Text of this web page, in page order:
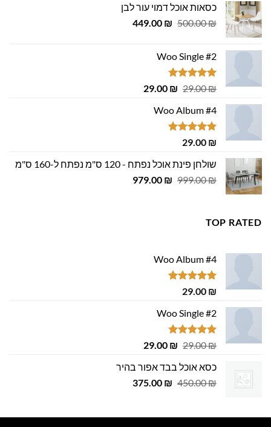
כסאות אוכל דמוי עור לבן
500.00₪
המחיר
500.00 ₪.
449.00 ₪
המחיר
Woo Single #2
דורג4.75
29.00₪
המחיר
היה:
29.00 ₪.
29.00 ₪
המחיר
Woo Album #4
דורג5.00
29.00 ₪
שולחן פינת אוכל נפתח - 120 ס"מ נפתח ל-160 ס"מ
999.00₪
המחיר
979.00 ₪
המחיר
TOP RATED
Woo Album #4
דורג5.00
29.00 ₪
Woo Single #2
דורג4.75
29.00₪
המחיר
היה:
29.00 ₪.
29.00 ₪
המחיר
הוא:
29.00 ₪.
כסא אוכל בבד אפור בהיר
450.00₪
המחיר
450.00 ₪.
375.00 ₪
המחיר
375.00 ₪.